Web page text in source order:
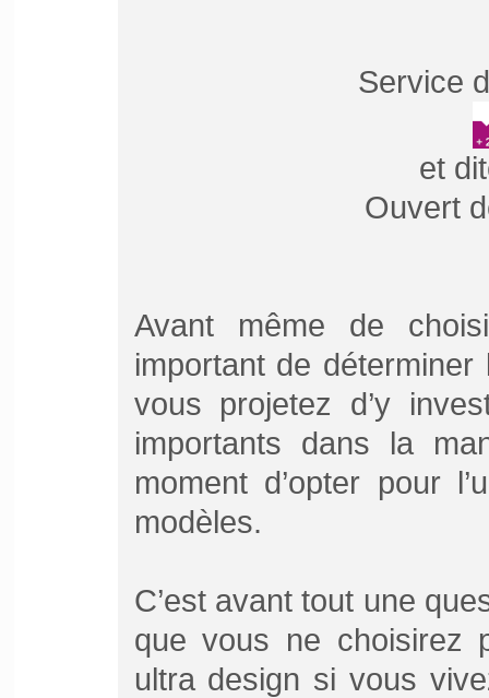
Service
et
Ouvert
Avant même de
important de
vous projetez d’y
importants dans la
moment d’opter pour
modèles.
C’est avant tout une
que vous ne choisirez
ultra design si vous